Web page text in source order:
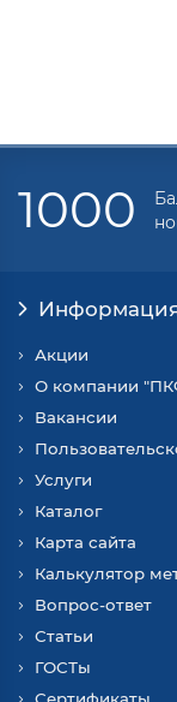
1000
Акции
О компании
Вакансии
Услуги
Каталог
Карта сайта
Калькулятор
Вопрос-ответ
Статьи
ГОСТы